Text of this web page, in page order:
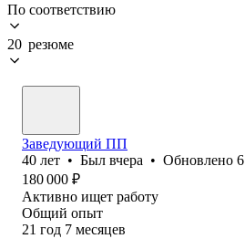
По соответствию
20 резюме
Заведующий ПП
40 лет • Был вчера • Обновлено
180 000 ₽
Активно ищет работу
Общий опыт
21 год 7 месяцев